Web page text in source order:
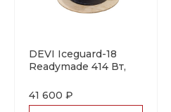
DEVI Iceguard-18
Readymade 414 Вт,
саморегулирующийся
греющий кабель
41 600 ₽